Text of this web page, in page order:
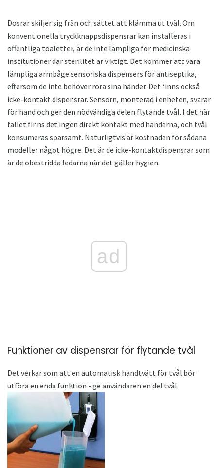
Dosrar skiljer sig från och sättet att klämma ut tvål. Om
konventionella tryckknappsdispensrar kan installeras i
offentliga toaletter, är de inte lämpliga för medicinska
institutioner där sterilitet är viktigt. Det kommer att vara
lämpliga armbåge sensoriska dispensers för antiseptika,
eftersom de inte behöver röra sina händer. Det finns också
icke-kontakt dispensrar. Sensorn, monterad i enheten, svarar
för hand och ger den nödvändiga delen flytande tvål. I det här
fallet finns det ingen direkt kontakt med händerna, och tvål
konsumeras sparsamt. Naturligtvis är kostnaden för sådana
modeller något högre. Det är de icke-kontaktdispensrar som
är de obestridda ledarna när det gäller hygien.
ad
Funktioner av dispensrar för flytande tvål
Det verkar som att en automatisk handtvätt för tvål bör
utföra en enda funktion - ge användaren en del tvål